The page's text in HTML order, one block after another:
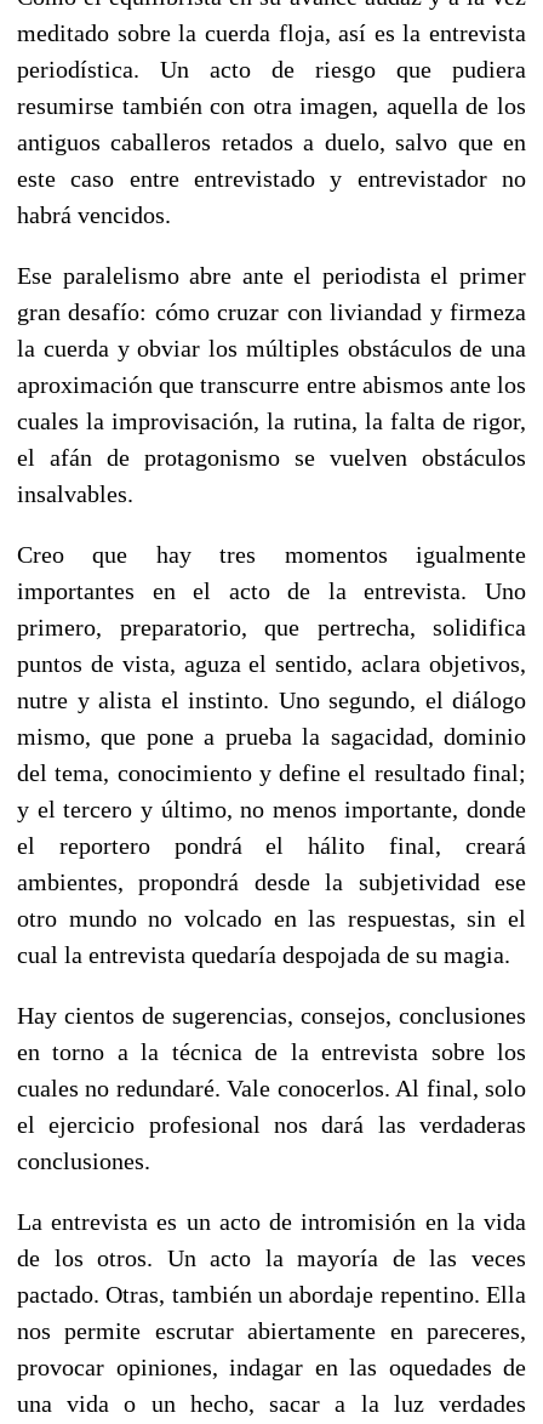
meditado sobre la cuerda floja, así es la entrevista
periodística. Un acto de riesgo que pudiera
resumirse también con otra imagen, aquella de los
antiguos caballeros retados a duelo, salvo que en
este caso entre entrevistado y entrevistador no
habrá vencidos.
Ese paralelismo abre ante el periodista el primer
gran desafío: cómo cruzar con liviandad y firmeza
la cuerda y obviar los múltiples obstáculos de una
aproximación que transcurre entre abismos ante los
cuales la improvisación, la rutina, la falta de rigor,
el afán de protagonismo se vuelven obstáculos
insalvables.
Creo que hay tres momentos igualmente
importantes en el acto de la entrevista. Uno
primero, preparatorio, que pertrecha, solidifica
puntos de vista, aguza el sentido, aclara objetivos,
nutre y alista el instinto. Uno segundo, el diálogo
mismo, que pone a prueba la sagacidad, dominio
del tema, conocimiento y define el resultado final;
y el tercero y último, no menos importante, donde
el reportero pondrá el hálito final, creará
ambientes, propondrá desde la subjetividad ese
otro mundo no volcado en las respuestas, sin el
cual la entrevista quedaría despojada de su magia.
Hay cientos de sugerencias, consejos, conclusiones
en torno a la técnica de la entrevista sobre los
cuales no redundaré. Vale conocerlos. Al final, solo
el ejercicio profesional nos dará las verdaderas
conclusiones.
La entrevista es un acto de intromisión en la vida
de los otros. Un acto la mayoría de las veces
pactado. Otras, también un abordaje repentino. Ella
nos permite escrutar abiertamente en pareceres,
provocar opiniones, indagar en las oquedades de
una vida o un hecho, sacar a la luz verdades